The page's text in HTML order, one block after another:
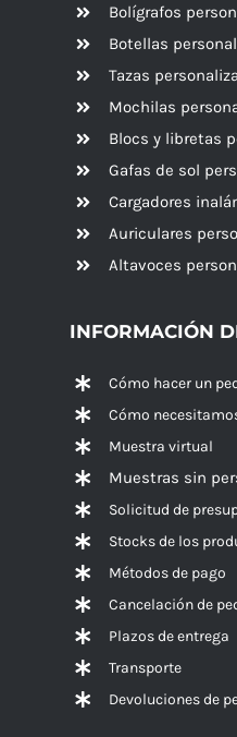
Bolígrafos
Botellas
Tazas
Mochilas
Blocs y libretas
Gafas de sol
Cargadores
Auriculares
Altavoces
INFORMACIÓN
Cómo hacer un
Cómo
Muestra virtual
Muestras sin
Solicitud de
Stocks de los
Métodos de pago
Cancelación de
Plazos de entrega
Transporte
Devoluciones de